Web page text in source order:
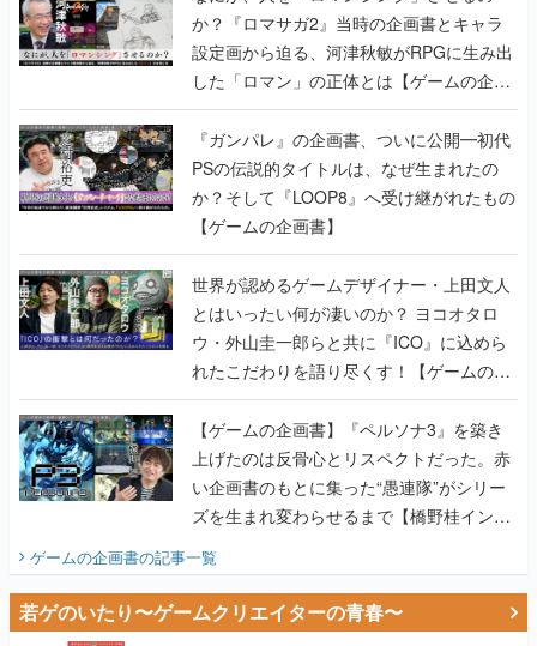
か？『ロマサガ2』当時の企画書とキャラ
設定画から迫る、河津秋敏がRPGに生み出
した「ロマン」の正体とは【ゲームの企画
書】
『ガンパレ』の企画書、ついに公開━初代
PSの伝説的タイトルは、なぜ生まれたの
か？そして『LOOP8』へ受け継がれたもの
【ゲームの企画書】
世界が認めるゲームデザイナー・上田文人
とはいったい何が凄いのか？ ヨコオタロ
ウ・外山圭一郎らと共に『ICO』に込めら
れたこだわりを語り尽くす！【ゲームの企
画書】
【ゲームの企画書】『ペルソナ3』を築き
上げたのは反骨心とリスペクトだった。赤
い企画書のもとに集った“愚連隊”がシリー
ズを生まれ変わらせるまで【橋野桂インタ
ビュー】
ゲームの企画書の記事一覧
若ゲのいたり〜ゲームクリエイターの青春〜